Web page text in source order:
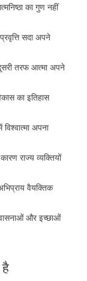
का गुण नहीं
सदा अपने
तरफ आत्मा अपने
का इतिहास
अपना
राज्य व्यक्तियों
वैयक्तिक
और इच्छाओं